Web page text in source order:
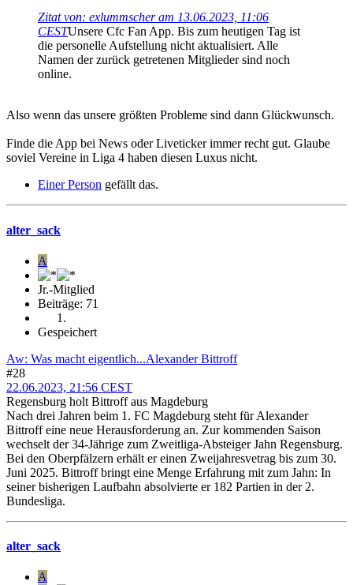
Zitat von: exlummscher am 13.06.2023, 11:06
CESTUnsere Cfc Fan App. Bis zum heutigen Tag ist
die personelle Aufstellung nicht aktualisiert. Alle
Namen der zurück getretenen Mitglieder sind noch
online.
Also wenn das unsere größten Probleme sind dann Glückwunsch.
Finde die App bei News oder Liveticker immer recht gut. Glaube
soviel Vereine in Liga 4 haben diesen Luxus nicht.
Einer Person gefällt das.
alter_sack
A
Jr.-Mitglied
Beiträge: 71
Gespeichert
Aw: Was macht eigentlich...Alexander Bittroff
#28
22.06.2023, 21:56 CEST
Regensburg holt Bittroff aus Magdeburg
Nach drei Jahren beim 1. FC Magdeburg steht für Alexander
Bittroff eine neue Herausforderung an. Zur kommenden Saison
wechselt der 34-Jährige zum Zweitliga-Absteiger Jahn Regensburg.
Bei den Oberpfälzern erhält er einen Zweijahresvetrag bis zum 30.
Juni 2025. Bittroff bringt eine Menge Erfahrung mit zum Jahn: In
seiner bisherigen Laufbahn absolvierte er 182 Partien in der 2.
Bundesliga.
alter_sack
A